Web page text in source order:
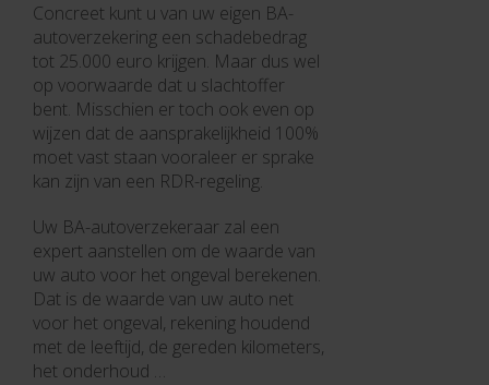
Concreet kunt u van uw eigen BA-
autoverzekering een schadebedrag
tot 25.000 euro krijgen. Maar dus wel
op voorwaarde dat u slachtoffer
bent. Misschien er toch ook even op
wijzen dat de aansprakelijkheid 100%
moet vast staan vooraleer er sprake
kan zijn van een RDR-regeling.
Uw BA-autoverzekeraar zal een
expert aanstellen om de waarde van
uw auto voor het ongeval berekenen.
Dat is de waarde van uw auto net
voor het ongeval, rekening houdend
met de leeftijd, de gereden kilometers,
het onderhoud …